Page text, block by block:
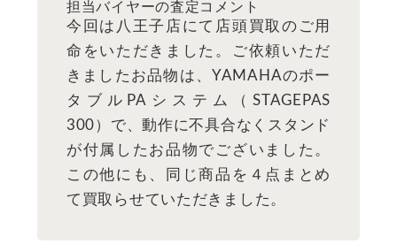
担当バイヤーの査定コメント
今回は八王子店にて店頭買取のご用
命をいただきました。ご依頼いただ
きましたお品物は、YAMAHAのポー
タブルPAシステム（STAGEPAS
300）で、動作に不具合なくスタンド
が付属したお品物でございました。
この他にも、同じ商品を４点まとめ
て買取らせていただきました。